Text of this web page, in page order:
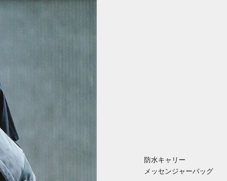
防水キャリー
メッセンジャーバッグ